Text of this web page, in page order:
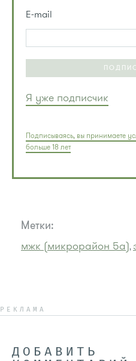
E-mail
Я уже подписчик
Подписываясь, вы принимаете
больше 18 лет
Метки:
мжк (микрорайон 5а),
РЕКЛАМА
ДОБАВИТЬ